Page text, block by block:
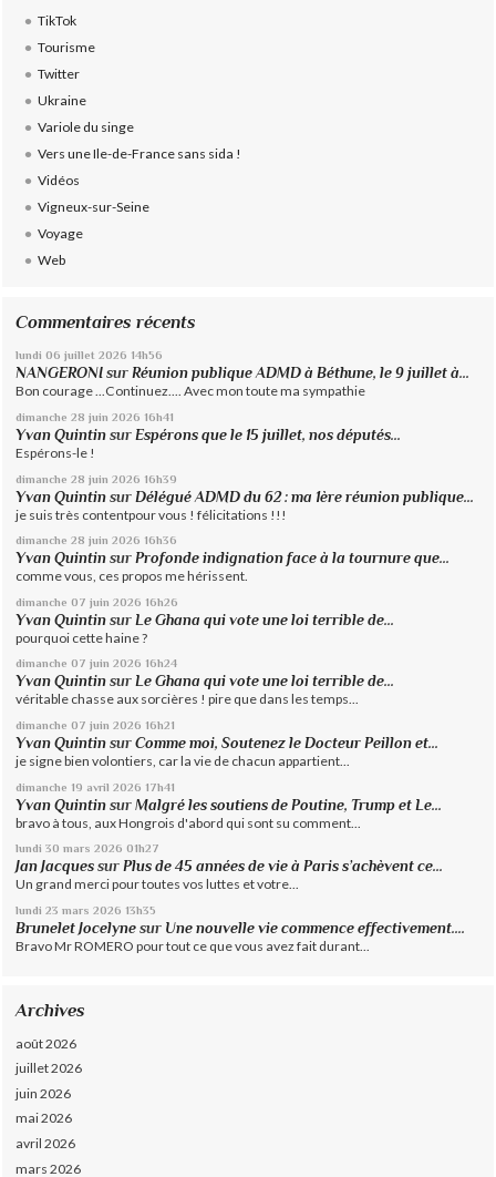
TikTok
Tourisme
Twitter
Ukraine
Variole du singe
Vers une Ile-de-France sans sida !
Vidéos
Vigneux-sur-Seine
Voyage
Web
Commentaires récents
lundi 06 juillet 2026 14h56
NANGERONI surRéunion publique ADMD à Béthune, le 9 juillet à...
Bon courage ...Continuez.... Avec mon toute ma sympathie
dimanche 28 juin 2026 16h41
Yvan Quintin surEspérons que le 15 juillet, nos députés...
Espérons-le !
dimanche 28 juin 2026 16h39
Yvan Quintin surDélégué ADMD du 62 : ma 1ère réunion publique...
je suis très contentpour vous ! félicitations !!!
dimanche 28 juin 2026 16h36
Yvan Quintin surProfonde indignation face à la tournure que...
comme vous, ces propos me hérissent.
dimanche 07 juin 2026 16h26
Yvan Quintin sur Le Ghana qui vote une loi terrible de...
pourquoi cette haine ?
dimanche 07 juin 2026 16h24
Yvan Quintin surLe Ghana qui vote une loi terrible de...
véritable chasse aux sorcières ! pire que dans les temps...
dimanche 07 juin 2026 16h21
Yvan Quintin surComme moi, Soutenez le Docteur Peillon et...
je signe bien volontiers, car la vie de chacun appartient...
dimanche 19 avril 2026 17h41
Yvan Quintin surMalgré les soutiens de Poutine, Trump et Le...
bravo à tous, aux Hongrois d'abord qui sont su comment...
lundi 30 mars 2026 01h27
Jan Jacques surPlus de 45 années de vie à Paris s’achèvent ce...
Un grand merci pour toutes vos luttes et votre...
lundi 23 mars 2026 13h35
Brunelet Jocelyne sur Une nouvelle vie commence effectivement....
Bravo Mr ROMERO pour tout ce que vous avez fait durant...
Archives
août 2026
juillet 2026
juin 2026
mai 2026
avril 2026
mars 2026